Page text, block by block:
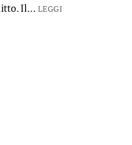
Il… LEGGI